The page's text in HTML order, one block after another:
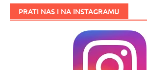
PRATI NAS I NA INSTAGRAMU